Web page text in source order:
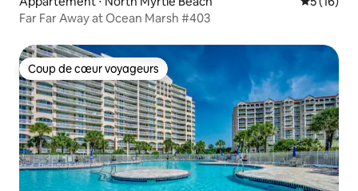
Far Far Away at Ocean Marsh #403
Coup de cœur voyageurs
Coup de cœur voyageurs